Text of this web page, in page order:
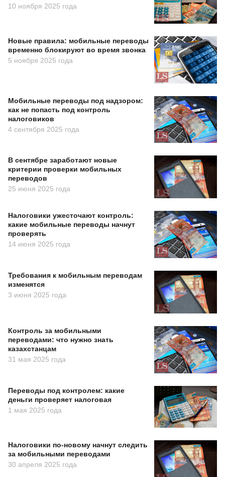
10 ноября 2025 года
Новые правила: мобильные переводы
временно блокируют во время звонка
5 ноября 2025 года
Мобильные переводы под надзором:
как не попасть под контроль
налоговиков
4 сентября 2025 года
В сентябре заработают новые
критерии проверки мобильных
переводов
25 июня 2025 года
Налоговики ужесточают контроль:
какие мобильные переводы начнут
проверять
14 июня 2025 года
Требования к мобильным переводам
изменятся
3 июня 2025 года
Контроль за мобильными
переводами: что нужно знать
казахстанцам
31 мая 2025 года
Переводы под контролем: какие
деньги проверяет налоговая
1 мая 2025 года
Налоговики по-новому начнут следить
за мобильными переводами
30 апреля 2025 года